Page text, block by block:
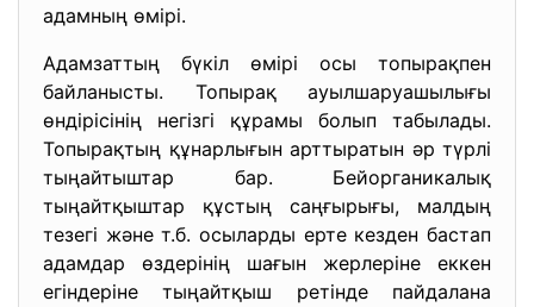
адамның өмірі.
Адамзаттың бүкіл өмірі осы топырақпен
байланысты. Топырақ ауылшаруашылығы
өндірісінің негізгі құрамы болып табылады.
Топырақтың құнарлығын арттыратын әр түрлі
тыңайтыштар бар. Бейорганикалық
тыңайтқыштар құстың саңғырығы, малдың
тезегі және т.б. осыларды ерте кезден бастап
адамдар өздерінің шағын жерлеріне еккен
егіндеріне тыңайтқыш ретінде пайдалана